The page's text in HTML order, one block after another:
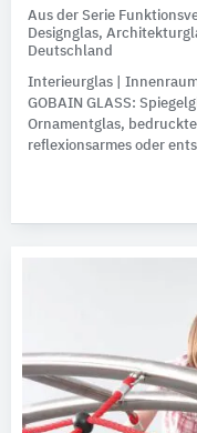
Aus der Serie
Designglas,
Deutschland
Interieurglas |
GOBAIN GLASS:
Ornamentglas,
reflexionsarmes oder